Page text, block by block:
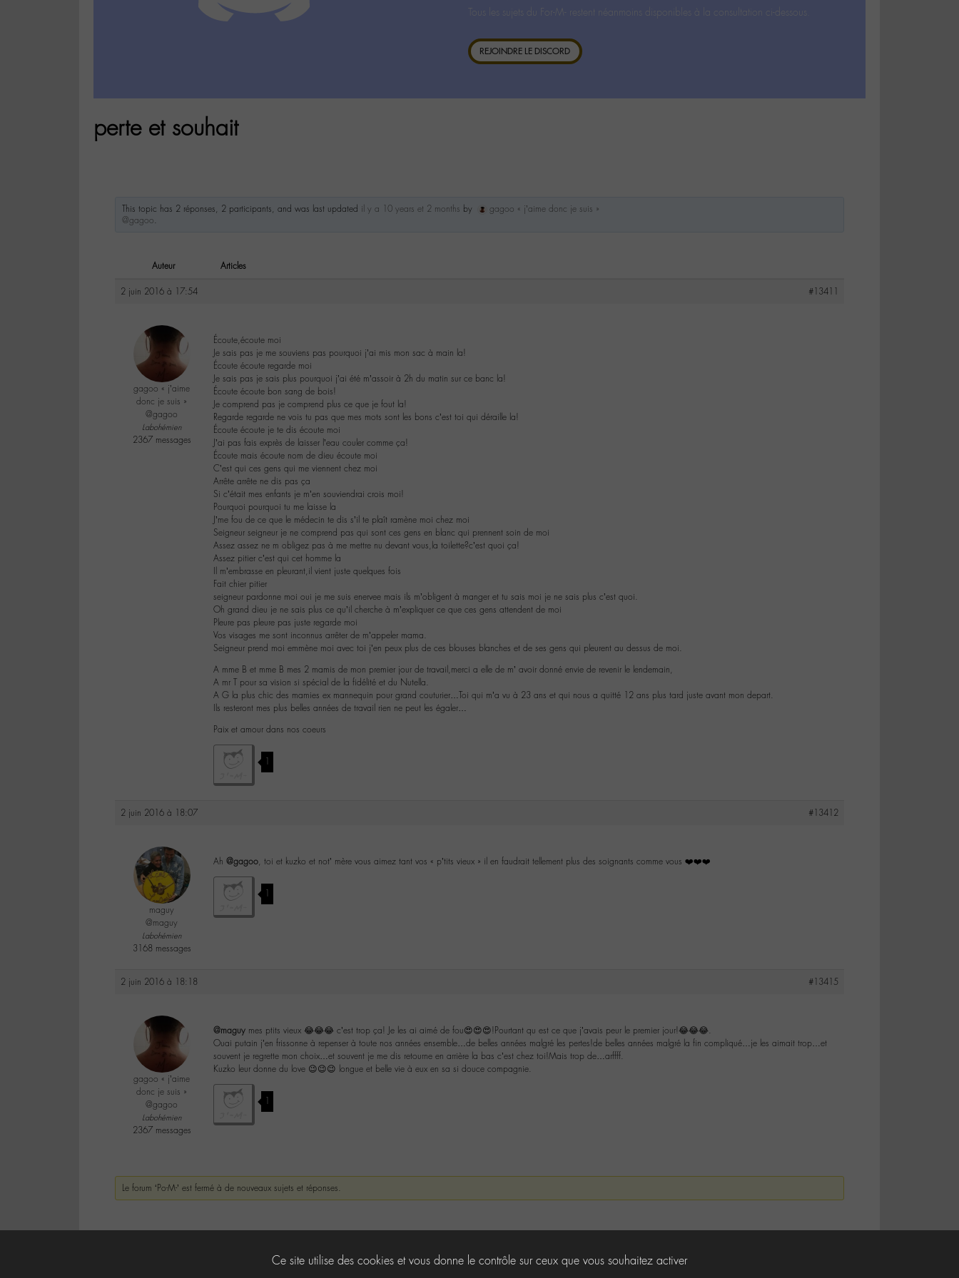
Tous les sujets du For-M- restent néanmoins disponibles à la consultation ci-dessous.
REJOINDRE LE DISCORD
perte et souhait
This topic has 2 réponses, 2 participants, and was last updated il y a 10 years et 2 months by
gagoo « j’aime donc je suis »
@gagoo.
Auteur Articles
2 juin 2016 à 17:54 #13411
gagoo « j’aime
donc je suis »
@gagoo
Labohémien
2367 messages
Écoute,écoute moi
Je sais pas je me souviens pas pourquoi j’ai mis mon sac à main la!
Écoute écoute regarde moi
Je sais pas je sais plus pourquoi j’ai été m’assoir à 2h du matin sur ce banc la!
Écoute écoute bon sang de bois!
Je comprend pas je comprend plus ce que je fout la!
Regarde regarde ne vois tu pas que mes mots sont les bons c’est toi qui déraille la!
Écoute écoute je te dis écoute moi
J’ai pas fais exprès de laisser l’eau couler comme ça!
Écoute mais écoute nom de dieu écoute moi
C’est qui ces gens qui me viennent chez moi
Arrête arrête ne dis pas ça
Si c’était mes enfants je m’en souviendrai crois moi!
Pourquoi pourquoi tu me laisse la
J’me fou de ce que le médecin te dis s’il te plaît ramène moi chez moi
Seigneur seigneur je ne comprend pas qui sont ces gens en blanc qui prennent soin de moi
Assez assez ne m obligez pas à me mettre nu devant vous,la toilette?c’est quoi ça!
Assez pitier c’est qui cet homme la
Il m’embrasse en pleurant,il vient juste quelques fois
Fait chier pitier
seigneur pardonne moi oui je me suis enervee mais ils m’obligent à manger et tu sais moi je ne sais plus c’est quoi.
Oh grand dieu je ne sais plus ce qu’il cherche à m’expliquer ce que ces gens attendent de moi
Pleure pas pleure pas juste regarde moi
Vos visages me sont inconnus arrêter de m’appeler mama.
Seigneur prend moi emmène moi avec toi j’en peux plus de ces blouses blanches et de ses gens qui pleurent au dessus de moi.
A mme B et mme B mes 2 mamis de mon premier jour de travail,merci a elle de m’ avoir donné envie de revenir le lendemain,
A mr T pour sa vision si spécial de la fidélité et du Nutella.
A G la plus chic des mamies ex mannequin pour grand couturier…Toi qui m’a vu à 23 ans et qui nous a quitté 12 ans plus tard juste avant mon depart.
Ils resteront mes plus belles années de travail rien ne peut les égaler…
Paix et amour dans nos coeurs
1
2 juin 2016 à 18:07 #13412
maguy
@maguy
Labohémien
3168 messages
Ah @gagoo, toi et kuzko et not’ mère vous aimez tant vos « p’tits vieux » il en faudrait tellement plus des soignants comme vous ❤️❤️❤️
1
2 juin 2016 à 18:18 #13415
gagoo « j’aime
donc je suis »
@gagoo
Labohémien
2367 messages
@maguy mes ptits vieux 😂😂😂 c’est trop ça! Je les ai aimé de fou😍😍😍!Pourtant qu est ce que j’avais peur le premier jour!😂😂😂.
Ouai putain j’en frissonne à repenser à toute nos années ensemble…de belles années malgré les pertes!de belles années malgré la fin compliqué…je les aimait trop…et
souvent je regrette mon choix…et souvent je me dis retourne en arrière la bas c’est chez toi!Mais trop de…arffff.
Kuzko leur donne du love 😉😉😉 longue et belle vie à eux en sa si douce compagnie.
1
Le forum ‘Po-M-’ est fermé à de nouveaux sujets et réponses.
Ce site utilise des cookies et vous donne le contrôle sur ceux que vous souhaitez activer